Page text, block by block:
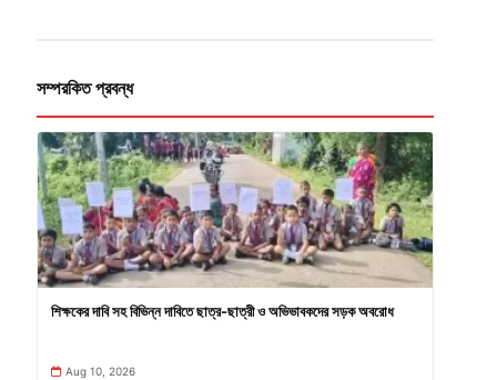
সম্পরকিত প্রবন্ধ
শিক্ষকের দাবি সহ বিভিন্ন দাবিতে ছাত্র-ছাত্রী ও অভিভাবকদের সড়ক অবরোধ
Aug 10, 2026